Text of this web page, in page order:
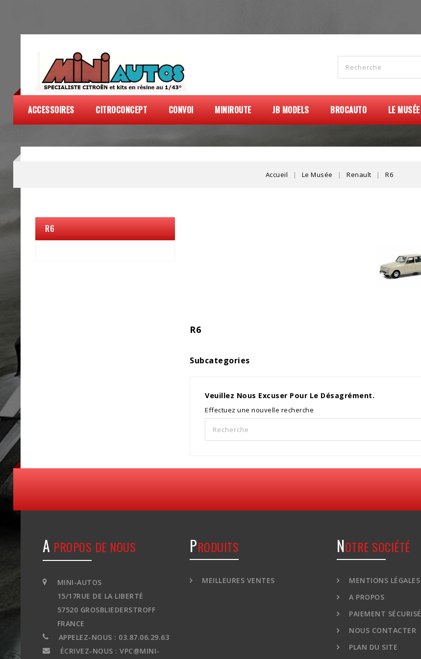
ACCESSOIRES CITROCONCEPT CONVOI MINIROUTE JB MODELS BROCAUTO LE MUSÉE
Accueil Le Musée Renault R6
R6
R6
Subcategories
Veuillez Nous Excuser Pour Le Désagrément.
Effectuez une nouvelle recherche
A PROPOS DE NOUS
MINI-AUTOS
15/17RUE DE LA LIBERTÉ
57520 GROSBLIEDERSTROFF
FRANCE
APPELEZ-NOUS : 03.87.06.29.63
ÉCRIVEZ-NOUS : VPC@MINI-
PRODUITS
MEILLEURES VENTES
NOTRE SOCIÉTÉ
MENTIONS LÉGALES
A PROPOS
PAIEMENT SÉCURISÉ
NOUS CONTACTER
PLAN DU SITE